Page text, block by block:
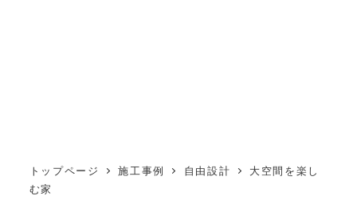
トップページ 施工事例 自由設計
大空間を楽し
む家